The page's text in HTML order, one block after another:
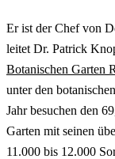
Er ist der Chef von
leitet Dr. Patrick
Botanischen Garten
unter den
Jahr besuchen den
Garten mit seinen
11.000 bis 12.000